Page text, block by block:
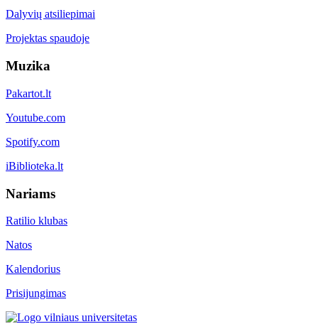
Dalyvių atsiliepimai
Projektas spaudoje
Muzika
Pakartot.lt
Youtube.com
Spotify.com
iBiblioteka.lt
Nariams
Ratilio klubas
Natos
Kalendorius
Prisijungimas